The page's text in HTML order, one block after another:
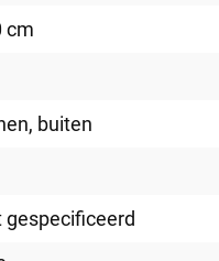
cm
, buiten
gespecificeerd